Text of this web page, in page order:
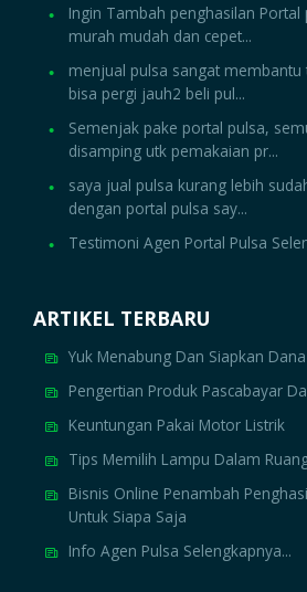
Ingin Tambah penghasilan
murah mudah dan cepet...
menjual pulsa sangat membantu
bisa pergi jauh2 beli pul...
Semenjak pake portal pulsa,
disamping utk pemakaian pr...
saya jual pulsa kurang lebih
dengan portal pulsa say...
Testimoni Agen Portal Pulsa
ARTIKEL TERBARU
Yuk Menabung Dan Siapkan
Pengertian Produk Pascabayar
Keuntungan Pakai Motor Listrik
Tips Memilih Lampu Dalam
Bisnis Online Penambah
Untuk Siapa Saja
Info Agen Pulsa Selengkapnya...